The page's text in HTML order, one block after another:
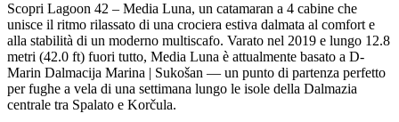
Scopri Lagoon 42 – Media Luna, un catamaran a 4 cabine che
unisce il ritmo rilassato di una crociera estiva dalmata al comfort e
alla stabilità di un moderno multiscafo. Varato nel 2019 e lungo 12.8
metri (42.0 ft) fuori tutto, Media Luna è attualmente basato a D-
Marin Dalmacija Marina | Sukošan — un punto di partenza perfetto
per fughe a vela di una settimana lungo le isole della Dalmazia
centrale tra Spalato e Korčula.